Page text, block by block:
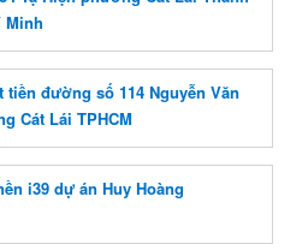
Minh
tiền đường số 114 Nguyễn Văn
Cát Lái TPHCM
i39 dự án Huy Hoàng